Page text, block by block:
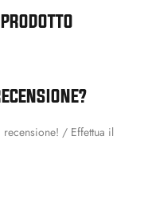
/ Effettua il